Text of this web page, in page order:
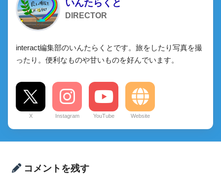
いんたらくと
DIRECTOR
interact編集部のいんたらくとです。旅をしたり写真を撮
ったり。便利なものや甘いものを好んでいます。
X Instagram YouTube Website
コメントを残す